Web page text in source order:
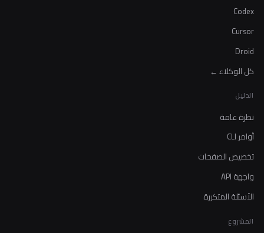
Codex
Cursor
Droid
كل الوكلاء ←
الدليل
نظرة عامة
أوامر CLI
تخصيص الصفحات
واجهة API
الأسئلة المتكررة
المشروع